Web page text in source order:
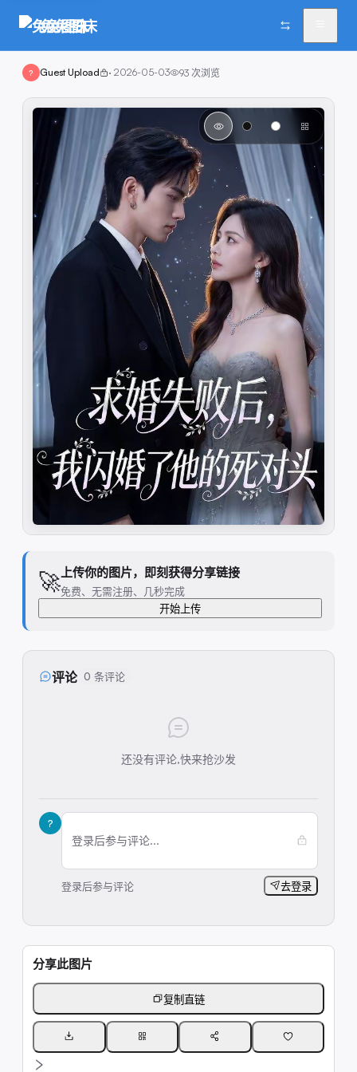
兔兔图床
? Guest Upload · 2026-05-03 93 次浏览
🚀上传你的图片，即刻获得分享链接
免费、无需注册、几秒完成
开始上传
评论 0 条评论
还没有评论,快来抢沙发
?
登录后参与评论...
登录后参与评论 去登录
分享此图片
复制直链